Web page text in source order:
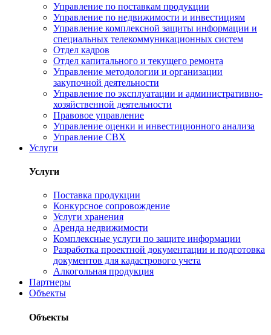
Управление по поставкам продукции
Управление по недвижимости и инвестициям
Управление комплексной защиты информации и
специальных телекоммуникационных систем
Отдел кадров
Отдел капитального и текущего ремонта
Управление методологии и организации
закупочной деятельности
Управление по эксплуатации и административно-
хозяйственной деятельности
Правовое управление
Управление оценки и инвестиционного анализа
Управление СВХ
Услуги
Услуги
Поставка продукции
Конкурсное сопровождение
Услуги хранения
Аренда недвижимости
Комплексные услуги по защите информации
Разработка проектной документации и подготовка
документов для кадастрового учета
Алкогольная продукция
Партнеры
Объекты
Объекты